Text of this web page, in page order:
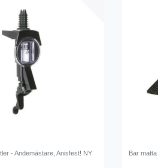
- Andemästare, Anisfest! NY
Bar